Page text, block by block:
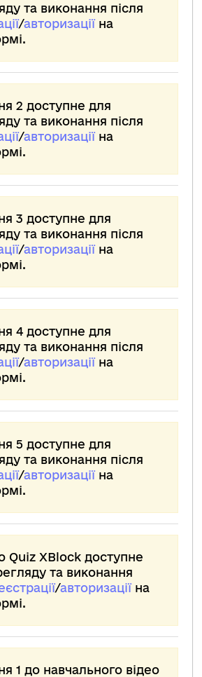
та виконання після
/авторизаціїна
2 доступне для
та виконання після
/авторизаціїна
3 доступне для
та виконання після
/авторизаціїна
4 доступне для
та виконання після
/авторизаціїна
5 доступне для
та виконання після
/авторизаціїна
Quiz XBlock доступне
та виконання
/авторизаціїна
1 до навчального відео